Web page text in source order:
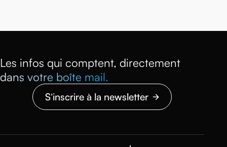
Les infos qui comptent, directement
dans votre boîte mail.
S’inscrire à la newsletter